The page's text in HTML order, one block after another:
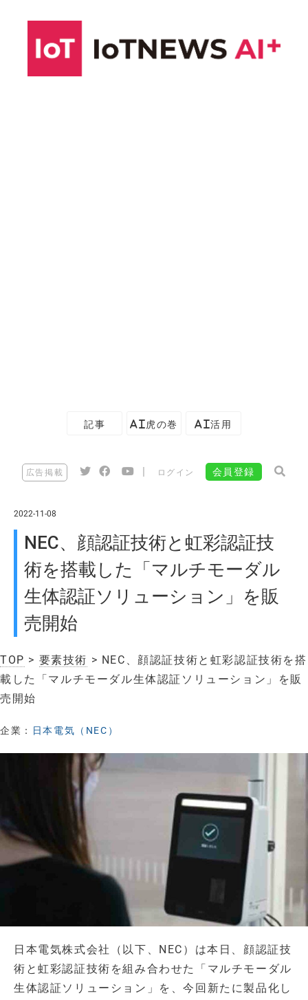
記事 AI虎の巻 AI活用
広告掲載 ログイン 会員登録
2022-11-08
NEC、顔認証技術と虹彩認証技
術を搭載した「マルチモーダル
生体認証ソリューション」を販
売開始
TOP > 要素技術 > NEC、顔認証技術と虹彩認証技術を搭
載した「マルチモーダル生体認証ソリューション」を販
売開始
企業： 日本電気（NEC）
日本電気株式会社（以下、NEC）は本日、顔認証技
術と虹彩認証技術を組み合わせた「マルチモーダル
生体認証ソリューション」を、今回新たに製品化し